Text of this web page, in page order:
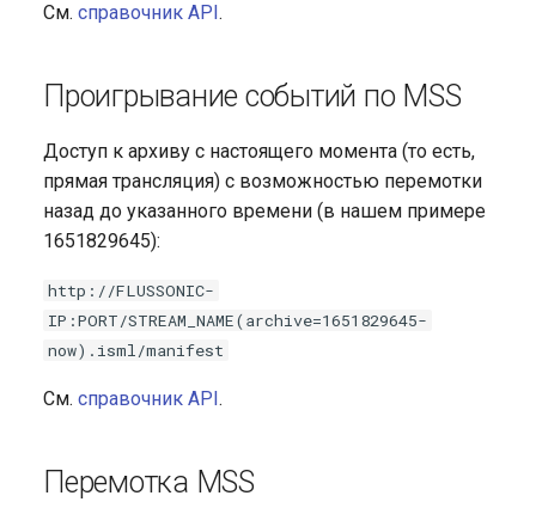
См. справочник API.
Проигрывание событий по MSS
Доступ к архиву с настоящего момента (то есть,
прямая трансляция) с возможностью перемотки
назад до указанного времени (в нашем примере
1651829645):
http://FLUSSONIC-
IP:PORT/STREAM_NAME(archive=1651829645-
now).isml/manifest
См. справочник API.
Перемотка MSS